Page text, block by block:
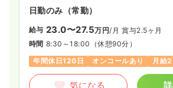
日勤のみ（常勤）
給与 23.0〜27.5万円/月 賞与2.5ヶ月
時間 8:30～18:00 （休憩90分）
年間休日120日
オンコールあり 月給
気になる